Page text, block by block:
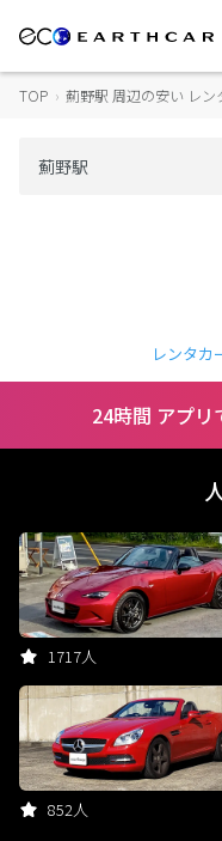
TOP › 薊野駅 周辺の安い レン
レンタカ
24時間 アプリ
1717人
852人